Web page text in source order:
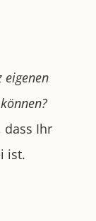
eigenen
dass Ihr
ist.